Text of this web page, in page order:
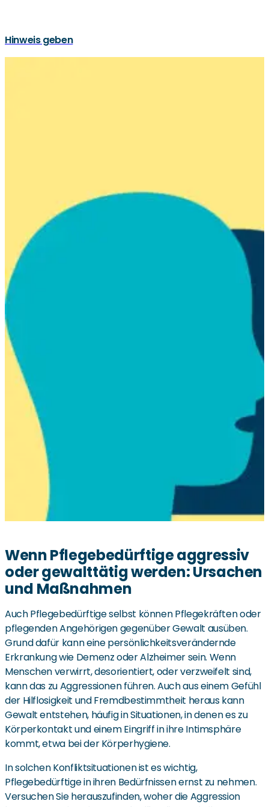
Hinweis geben
Wenn Pflegebedürftige aggressiv
oder gewalttätig werden: Ursachen
und Maßnahmen
Auch Pflegebedürftige selbst können Pflegekräften oder
pflegenden Angehörigen gegenüber Gewalt ausüben.
Grund dafür kann eine persönlichkeitsverändernde
Erkrankung wie Demenz oder Alzheimer sein. Wenn
Menschen verwirrt, desorientiert, oder verzweifelt sind,
kann das zu Aggressionen führen. Auch aus einem Gefühl
der Hilflosigkeit und Fremdbestimmtheit heraus kann
Gewalt entstehen, häufig in Situationen, in denen es zu
Körperkontakt und einem Eingriff in ihre Intimsphäre
kommt, etwa bei der Körperhygiene.
In solchen Konfliktsituationen ist es wichtig,
Pflegebedürftige in ihren Bedürfnissen ernst zu nehmen.
Versuchen Sie herauszufinden, woher die Aggression